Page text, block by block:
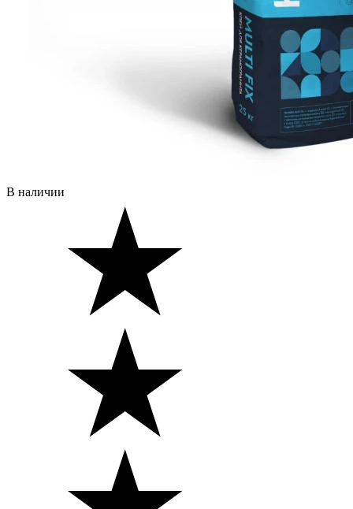
В наличии